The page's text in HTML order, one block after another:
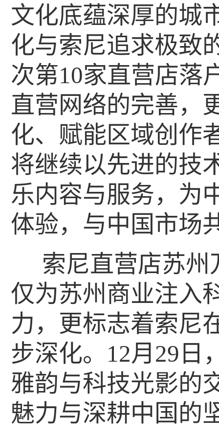
文化底蕴深厚的城
化与索尼追求极致
次第10家直营店落
直营网络的完善，
化、赋能区域创作
将继续以先进的技
乐内容与服务，为
体验，与中国市场
索尼直营店苏
仅为苏州商业注入
力，更标志着索尼
步深化。12月29日
雅韵与科技光影的
魅力与深耕中国的